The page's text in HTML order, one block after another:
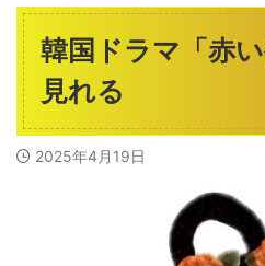
韓国ドラマ「赤
見れる
2025年4月19日